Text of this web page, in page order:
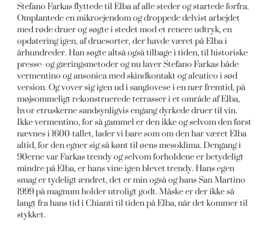
Stefano Farkas flyttede til Elba af alle steder og startede forfra.
Omplantede en mikroejendom og droppede delvist arbejdet
med røde druer og søgte i stedet mod et renere udtryk, en
opdatering igen, af druesorter, der havde været på Elba i
århundreder. Han søgte altså også tilbage i tiden, til historiske
presse- og gæringsmetoder og nu laver Stefano Farkas både
vermentino og ansonica med skindkontakt og aleatico i sød
version. Og vover sig igen ud i sangiovese i en nær fremtid, på
møjsommeligt rekonstruerede terrasser i et område af Elba,
hvor etruskerne sandsynligvis engang dyrkede druer til vin.
Ikke vermentino, for så gammel er den ikke og selvom den først
nævnes i 1600-tallet, lader vi bare som om den har været Elba
altid, for den egner sig så kønt til øens mesoklima. Dengang i
90erne var Farkas trendy og selvom forholdene er betydeligt
mindre på Elba, er hans vine igen blevet trendy. Hans egen
smag er tydeligt ændret, det er min også og hans San Martino
1999 på magnum holder utroligt godt. Måske er der ikke så
langt fra hans tid i Chianti til tiden på Elba, når det kommer til
stykket.